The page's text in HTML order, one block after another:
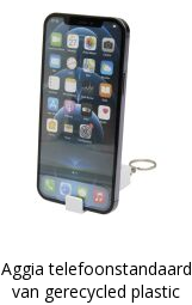
Aggia telefoonstandaard
van gerecycled plastic